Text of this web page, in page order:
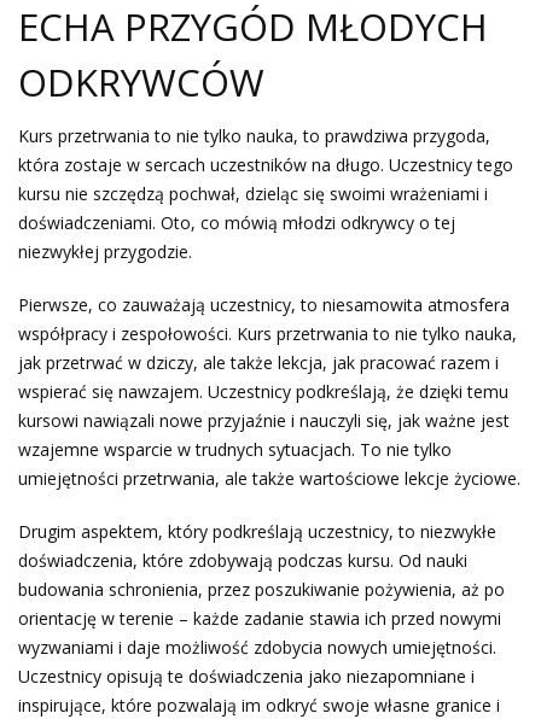
ECHA PRZYGÓD MŁODYCH
ODKRYWCÓW
Kurs przetrwania to nie tylko nauka, to prawdziwa przygoda,
która zostaje w sercach uczestników na długo. Uczestnicy tego
kursu nie szczędzą pochwał, dzieląc się swoimi wrażeniami i
doświadczeniami. Oto, co mówią młodzi odkrywcy o tej
niezwykłej przygodzie.
Pierwsze, co zauważają uczestnicy, to niesamowita atmosfera
współpracy i zespołowości. Kurs przetrwania to nie tylko nauka,
jak przetrwać w dziczy, ale także lekcja, jak pracować razem i
wspierać się nawzajem. Uczestnicy podkreślają, że dzięki temu
kursowi nawiązali nowe przyjaźnie i nauczyli się, jak ważne jest
wzajemne wsparcie w trudnych sytuacjach. To nie tylko
umiejętności przetrwania, ale także wartościowe lekcje życiowe.
Drugim aspektem, który podkreślają uczestnicy, to niezwykłe
doświadczenia, które zdobywają podczas kursu. Od nauki
budowania schronienia, przez poszukiwanie pożywienia, aż po
orientację w terenie – każde zadanie stawia ich przed nowymi
wyzwaniami i daje możliwość zdobycia nowych umiejętności.
Uczestnicy opisują te doświadczenia jako niezapomniane i
inspirujące, które pozwalają im odkryć swoje własne granice i